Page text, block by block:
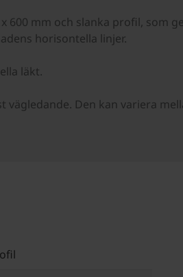
600 mm och slanka profil, som
horisontella linjer.
läkt.
vägledande. Den kan variera